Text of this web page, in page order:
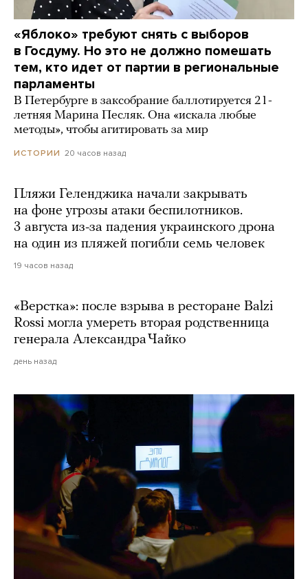
«Яблоко» требуют снять с выборов
в Госдуму. Но это не должно помешать
тем, кто идет от партии в региональные
парламенты
В Петербурге в заксобрание баллотируется 21-
летняя Марина Песляк. Она «искала любые
методы», чтобы агитировать за мир
ИСТОРИИ 20 часов назад
Пляжи Геленджика начали закрывать
на фоне угрозы атаки беспилотников.
3 августа из-за падения украинского дрона
на один из пляжей погибли семь человек
19 часов назад
«Верстка»: после взрыва в ресторане Balzi
Rossi могла умереть вторая родственница
генерала Александра Чайко
день назад